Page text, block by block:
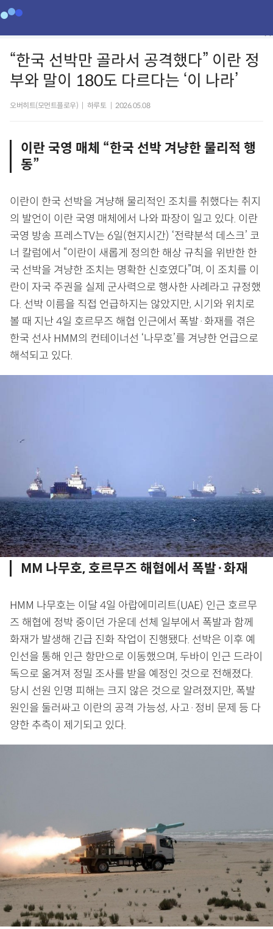
“한국 선박만 골라서 공격했다” 이란 정
부와 말이 180도 다르다는 ‘이 나라’
오버히트(모먼트플로우) 하루토 2026.05.08
이란 국영 매체 “한국 선박 겨냥한 물리적 행
동”
이란이 한국 선박을 겨냥해 물리적인 조치를 취했다는 취지
의 발언이 이란 국영 매체에서 나와 파장이 일고 있다. 이란
국영 방송 프레스TV는 6일(현지시간) ‘전략분석 데스크’ 코
너 칼럼에서 “이란이 새롭게 정의한 해상 규칙을 위반한 한
국 선박을 겨냥한 조치는 명확한 신호였다”며, 이 조치를 이
란이 자국 주권을 실제 군사력으로 행사한 사례라고 규정했
다. 선박 이름을 직접 언급하지는 않았지만, 시기와 위치로
볼 때 지난 4일 호르무즈 해협 인근에서 폭발·화재를 겪은
한국 선사 HMM의 컨테이너선 ‘나무호’를 겨냥한 언급으로
해석되고 있다.
MM 나무호, 호르무즈 해협에서 폭발·화재
HMM 나무호는 이달 4일 아랍에미리트(UAE) 인근 호르무
즈 해협에 정박 중이던 가운데 선체 일부에서 폭발과 함께
화재가 발생해 긴급 진화 작업이 진행됐다. 선박은 이후 예
인선을 통해 인근 항만으로 이동했으며, 두바이 인근 드라이
독으로 옮겨져 정밀 조사를 받을 예정인 것으로 전해졌다.
당시 선원 인명 피해는 크지 않은 것으로 알려졌지만, 폭발
원인을 둘러싸고 이란의 공격 가능성, 사고·정비 문제 등 다
양한 추측이 제기되고 있다.